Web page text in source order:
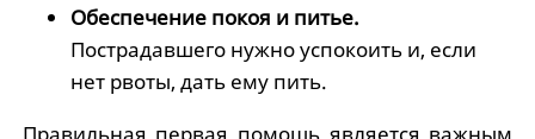
Обеспечение покоя и питье.
Пострадавшего нужно успокоить и, если
нет рвоты, дать ему пить.
Правильная первая помощь является важным